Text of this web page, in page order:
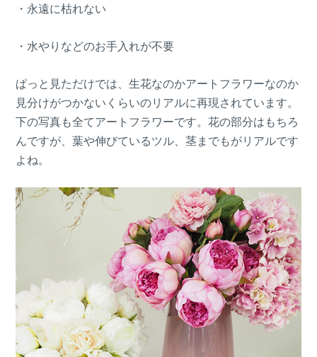
・永遠に枯れない
・水やりなどのお手入れが不要
ぱっと見ただけでは、生花なのかアートフラワーなのか
見分けがつかないくらいのリアルに再現されています。
下の写真も全てアートフラワーです。花の部分はもちろ
んですが、葉や伸びているツル、茎までもがリアルです
よね。